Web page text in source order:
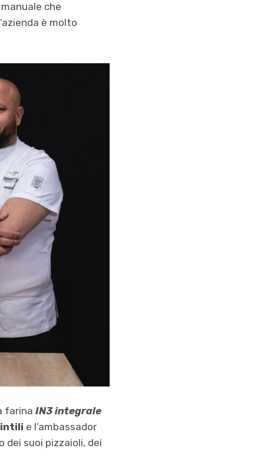
che
è molto
farina IN3 integrale
e l’ambassador
dei suoi pizzaioli, dei